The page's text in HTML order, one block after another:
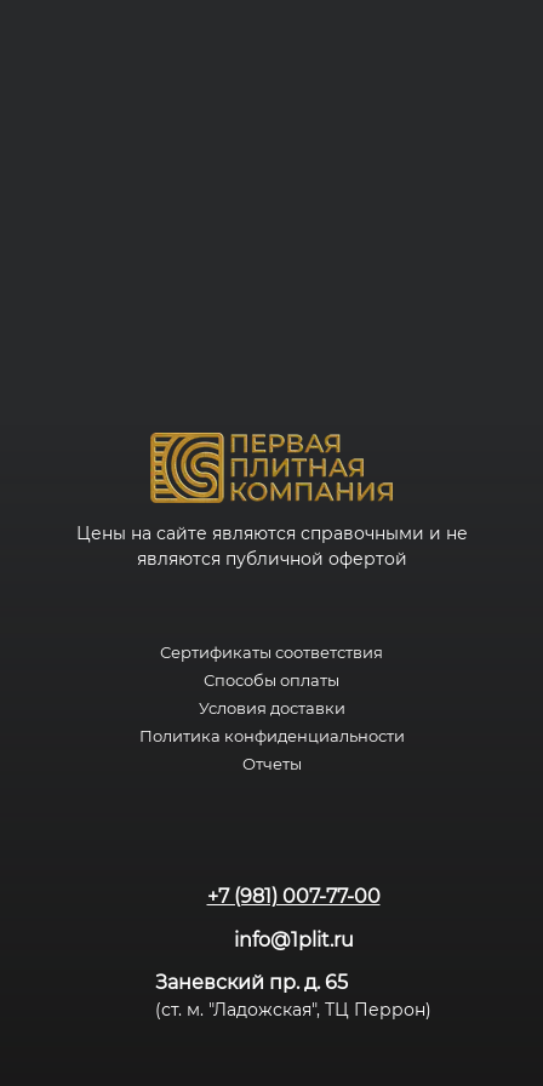
Цены на сайте являются справочными и не
являются публичной офертой
Сертификаты соответствия
Способы оплаты
Условия доставки
Политика конфиденциальности
Отчеты
+7 (981) 007-77-00
info@1plit.ru
Заневский пр. д. 65
(ст. м. "Ладожская", ТЦ Перрон)